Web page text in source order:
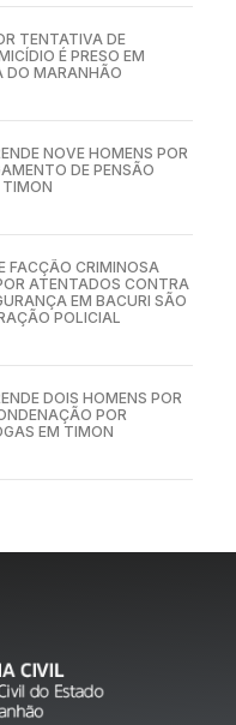
TENTATIVA DE
É PRESO EM
DO MARANHÃO
NOVE HOMENS POR
DE PENSÃO
FACÇÃO CRIMINOSA
ATENTADOS CONTRA
EM BACURI SÃO
POLICIAL
DOIS HOMENS POR
POR
EM TIMON